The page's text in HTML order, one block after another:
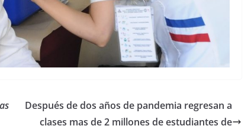
Después de dos años de pandemia regresan a
clases mas de 2 millones de estudiantes de